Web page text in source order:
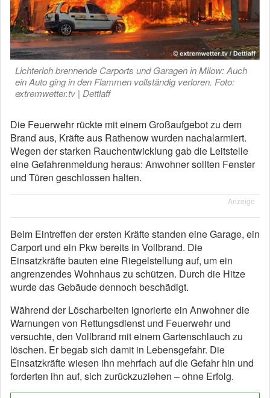
Lichterloh brennende Carports und Garagen in Milow: Auch
ein Auto ging in den Flammen vollständig verloren. Foto:
extremwetter.tv | Dettlaff
Die Feuerwehr rückte mit einem Großaufgebot zu dem
Brand aus, Kräfte aus Rathenow wurden nachalarmiert.
Wegen der starken Rauchentwicklung gab die Leitstelle
eine Gefahrenmeldung heraus: Anwohner sollten Fenster
und Türen geschlossen halten.
Anzeige
Beim Eintreffen der ersten Kräfte standen eine Garage, ein
Carport und ein Pkw bereits in Vollbrand. Die
Einsatzkräfte bauten eine Riegelstellung auf, um ein
angrenzendes Wohnhaus zu schützen. Durch die Hitze
wurde das Gebäude dennoch beschädigt.
Während der Löscharbeiten ignorierte ein Anwohner die
Warnungen von Rettungsdienst und Feuerwehr und
versuchte, den Vollbrand mit einem Gartenschlauch zu
löschen. Er begab sich damit in Lebensgefahr. Die
Einsatzkräfte wiesen ihn mehrfach auf die Gefahr hin und
forderten ihn auf, sich zurückzuziehen – ohne Erfolg.